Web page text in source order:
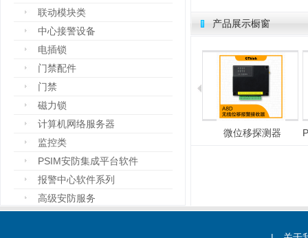
联动模块类
中心接警设备
电插锁
门禁配件
门禁
磁力锁
计算机网络服务器
监控类
PSIM安防集成平台软件
报警中心软件系列
高级安防服务
产品展示橱窗
微位移探测器